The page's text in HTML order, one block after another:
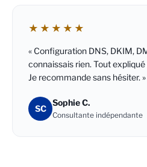
★★★★★
« Configuration DNS, DKIM,
connaissais rien. Tout
Je recommande sans hésiter. »
SC
Sophie C.
Consultante indépendante